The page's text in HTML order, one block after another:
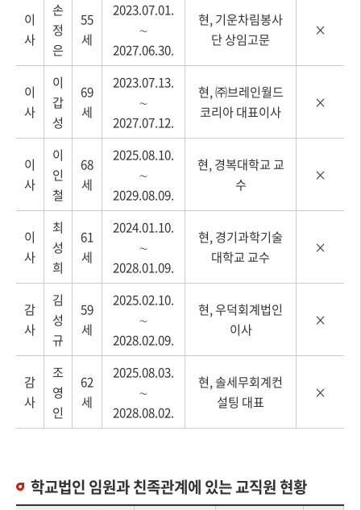
이
사
손
정
은
55
세
2023.07.01.
∼
2027.06.30.
현, 기운차림봉사
단 상임고문
×
이
사
이
갑
성
69
세
2023.07.13.
∼
2027.07.12.
현, ㈜브레인월드
코리아 대표이사
×
이
사
이
인
철
68
세
2025.08.10.
∼
2029.08.09.
현, 경복대학교 교
수
×
이
사
최
성
희
61
세
2024.01.10.
∼
2028.01.09.
현, 경기과학기술
대학교 교수
×
감
사
김
성
규
59
세
2025.02.10.
∼
2028.02.09.
현, 우덕회계법인
이사
×
감
사
조
영
인
62
세
2025.08.03.
∼
2028.08.02.
현, 솔세무회계컨
설팅 대표
×
학교법인 임원과 친족관계에 있는 교직원 현황